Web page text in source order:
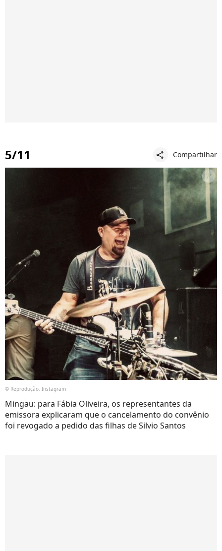
5/11 share Compartilhar
© Reprodução, Instagram
Mingau: para Fábia Oliveira, os representantes da
emissora explicaram que o cancelamento do convênio
foi revogado a pedido das filhas de Silvio Santos